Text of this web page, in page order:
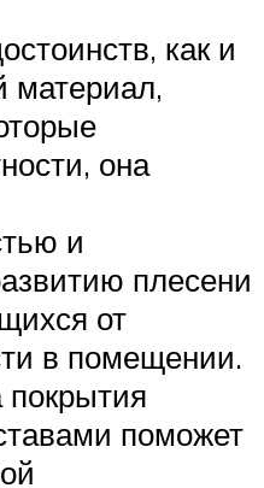
как и
материал,
она
и
плесени
от
в помещении.
покрытия
поможет